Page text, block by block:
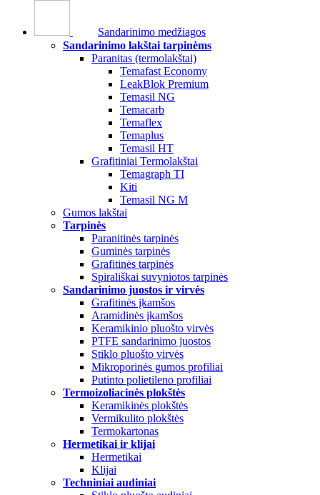
Sandarinimo medžiagos
Sandarinimo lakštai tarpinėms
Paranitas (termolakštai)
Temafast Economy
LeakBlok Premium
Temasil NG
Temacarb
Temaflex
Temaplus
Temasil HT
Grafitiniai Termolakštai
Temagraph TI
Kiti
Temasil NG M
Gumos lakštai
Tarpinės
Paranitinės tarpinės
Guminės tarpinės
Grafitinės tarpinės
Spirališkai suvyniotos tarpinės
Sandarinimo juostos ir virvės
Grafitinės įkamšos
Aramidinės įkamšos
Keramikinio pluošto virvės
PTFE sandarinimo juostos
Stiklo pluošto virvės
Mikroporinės gumos profiliai
Putinto polietileno profiliai
Termoizoliacinės plokštės
Keramikinės plokštės
Vermikulito plokštės
Termokartonas
Hermetikai ir klijai
Hermetikai
Klijai
Techniniai audiniai